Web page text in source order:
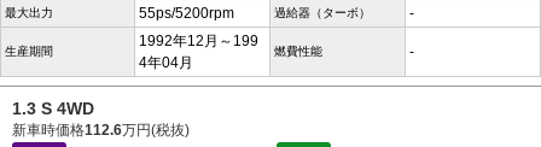
最大出力 55ps/5200rpm 過給器（ターボ） -
生産期間
1992年12月～199
4年04月
燃費性能 -
1.3 S 4WD
新車時価格112.6万円(税抜)